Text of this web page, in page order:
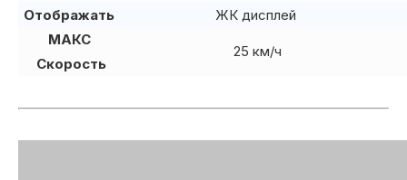
Отображать
ЖК дисплей
МАКС
Скорость
25 км/ч